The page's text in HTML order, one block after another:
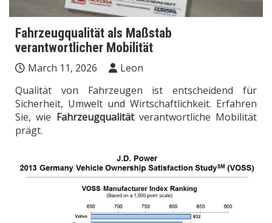
Fahrzeugqualität als Maßstab
verantwortlicher Mobilität
March 11, 2026
Leon
Qualität von Fahrzeugen ist entscheidend für
Sicherheit, Umwelt und Wirtschaftlichkeit. Erfahren
Sie, wie Fahrzeugqualitätverantwortliche Mobilität
prägt.